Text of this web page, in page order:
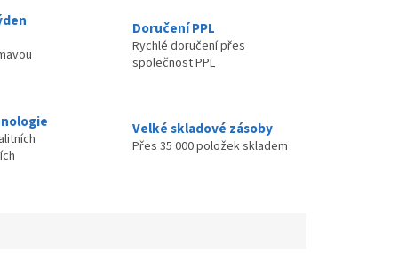
Doručení PPL
Rychlé doručení přes
společnost PPL
Velké skladové zásoby
Přes 35 000 položek skladem